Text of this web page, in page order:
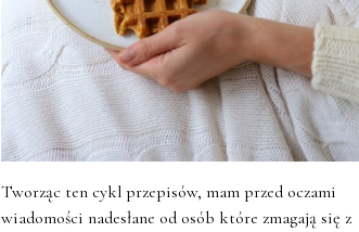
Tworząc ten cykl przepisów, mam przed oczami
wiadomości nadesłane od osób które zmagają się z